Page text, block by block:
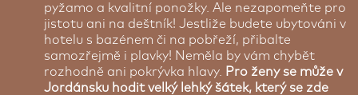
pyžamo a kvalitní ponožky. Ale nezapomeňte pro
jistotu ani na deštník! Jestliže budete ubytováni v
hotelu s bazénem či na pobřeží, přibalte
samozřejmě i plavky! Neměla by vám chybět
rozhodně ani pokrývka hlavy.
Pro ženy se může v
Jordánsku hodit velký lehký šátek, který se zde